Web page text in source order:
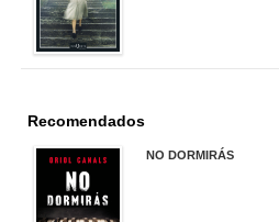
Recomendados
NO DORMIRÁS